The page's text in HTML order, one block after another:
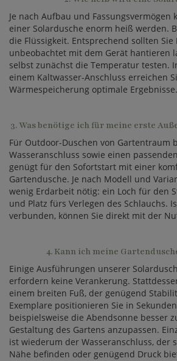
Je nach Aufbau und Fassungsvermögen
einer Solardusche enorm heiß werden.
die Flüssigkeit. Entsprechend sollten
unbeobachtet mit dem Gerät hantieren
selbst zunächst die Temperatur testen.
einem Kaltwasser-Anschluss erreichen
Wärmespeicherung optimale Ergebnisse.
3. Was benötige ich für meine erste
Für Outdoor-Duschen von Gartentraum
Wasseranschluss sowie einen
genügt für den Sofortstart mit einer
Gartendusche. Je nach Modell und
wenig Erdarbeit nötig: ein Loch für den
und Platz fürs Verlegen des Schlauchs.
verbunden, können Sie direkt mit der
4. Kann ich meine
Einige Ausführungen unserer
erfordern keine Verankerung.
einem breiten Fuß, der genügend
Exemplare positionieren Sie in
beispielsweise die Abendsonne besser
Gestaltung des Gartens anzupassen.
ist wiederum der Wasseranschluss, der
Nähe befinden oder genügend Druck